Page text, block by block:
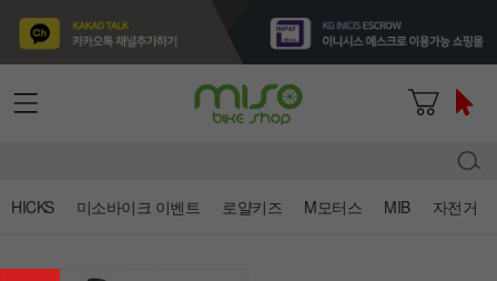
HICKS 미소바이크 이벤트 로얄키즈 M모터스 MIB 자전거